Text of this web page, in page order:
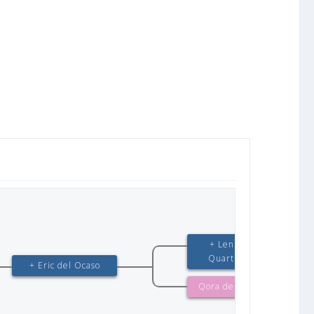
+ Eric del Ocaso
+ Lennox vom
Quartier Latin
Qora del Chal Chal